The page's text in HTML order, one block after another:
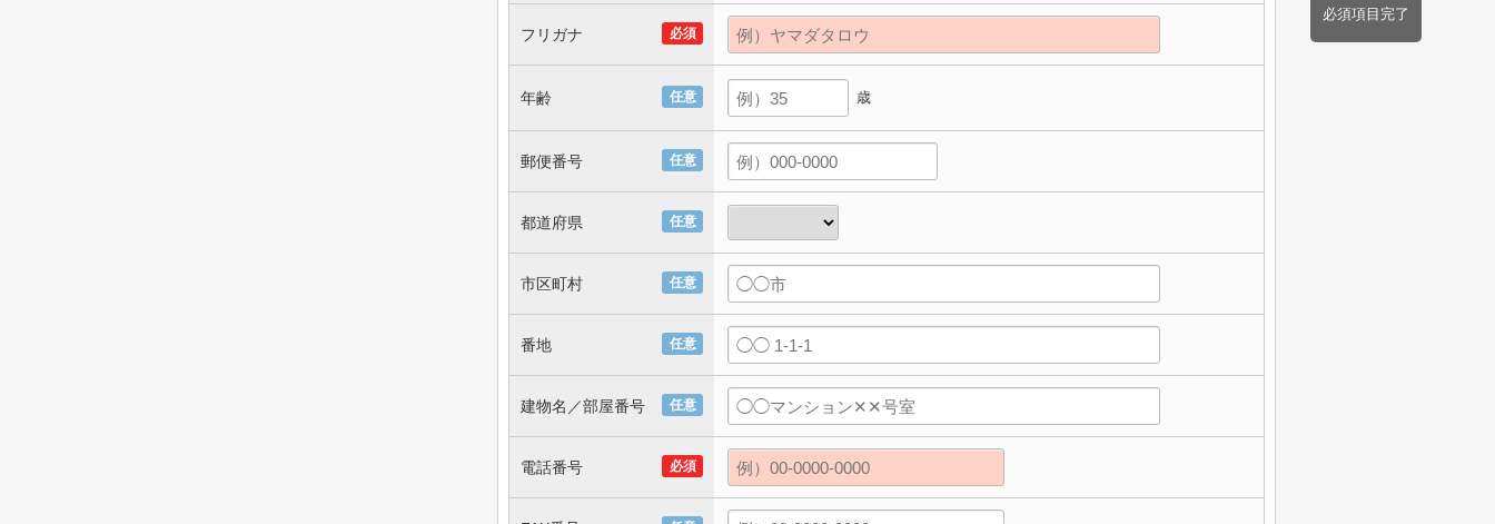
必須項目完了
必須
フリガナ
任意
年齢 歳
任意
郵便番号
任意
都道府県
任意
市区町村
任意
番地
任意
建物名／部屋番号
必須
電話番号